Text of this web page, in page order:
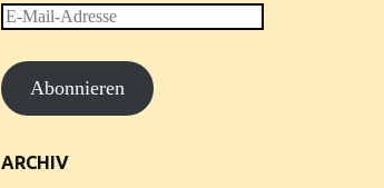
E-
Adresse
Abonnieren
ARCHIV